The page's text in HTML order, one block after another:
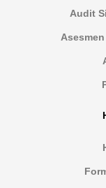
Audit